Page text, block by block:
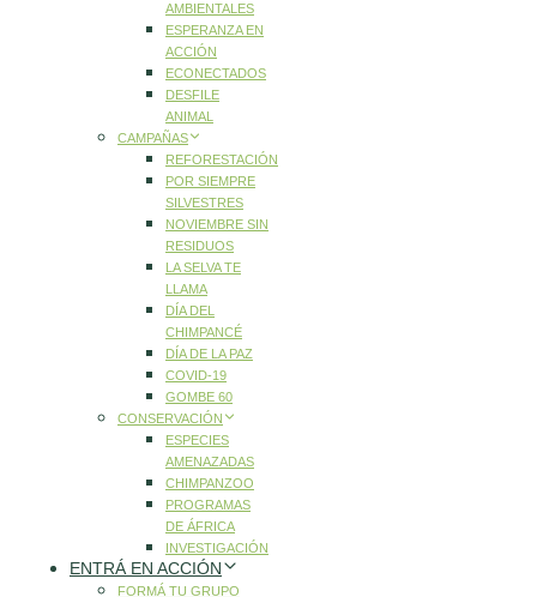
AMBIENTALES
ESPERANZA EN
ACCIÓN
ECONECTADOS
DESFILE
ANIMAL
CAMPAÑAS
REFORESTACIÓN
POR SIEMPRE
SILVESTRES
NOVIEMBRE SIN
RESIDUOS
LA SELVA TE
LLAMA
DÍA DEL
CHIMPANCÉ
DÍA DE LA PAZ
COVID-19
GOMBE 60
CONSERVACIÓN
ESPECIES
AMENAZADAS
CHIMPANZOO
PROGRAMAS
DE ÁFRICA
INVESTIGACIÓN
ENTRÁ EN ACCIÓN
FORMÁ TU GRUPO